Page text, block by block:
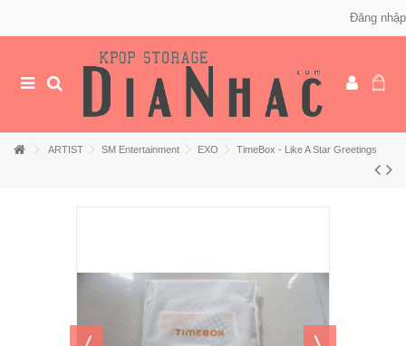
Đăng nhập
ARTIST SM Entertainment EXO TimeBox - Like A Star Greetings